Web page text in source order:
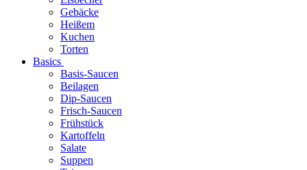
Gebäcke
Heißem
Kuchen
Torten
Basics
Basis-Saucen
Beilagen
Dip-Saucen
Frisch-Saucen
Frühstück
Kartoffeln
Salate
Suppen